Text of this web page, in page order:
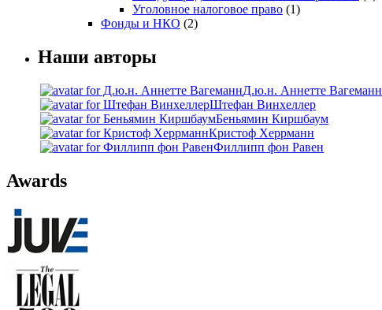
Уголовное налоговое право (1)
Фонды и НКО (2)
Наши авторы
Д.ю.н. Аннетте Вагеманн
Штефан Винхеллер
Беньямин Киршбаум
Кристоф Херрманн
Филлипп фон Равен
Awards